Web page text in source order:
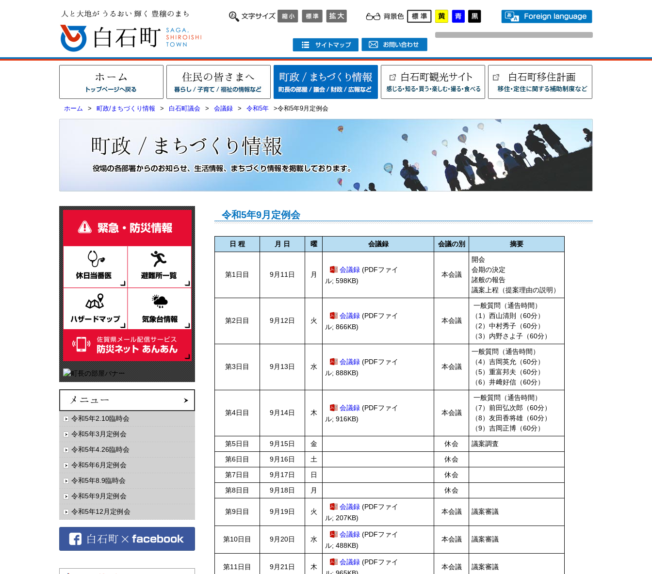
ホーム > 町政/まちづくり情報 > 白石町議会 > 会議録 > 令和5年 >令和5年9月定例会
令和5年2.10臨時会
令和5年3月定例会
令和5年4.26臨時会
令和5年6月定例会
令和5年8.9臨時会
令和5年9月定例会
令和5年12月定例会
令和5年9月定例会
日 程 月 日 曜 会議録 会議の別 摘要
第1日目 9月11日 月
会議録 (PDFファイ
ル; 598KB)
本会議
開会
会期の決定
諸般の報告
議案上程（提案理由の説明）
第2日目 9月12日 火
会議録 (PDFファイ
ル; 866KB)
本会議
一般質問（通告時間）
（1）西山清則（60分）
（2）中村秀子（60分）
（3）内野さよ子（60分）
第3日目 9月13日 水
会議録 (PDFファイ
ル; 888KB)
本会議
一般質問（通告時間）
（4）吉岡英允（60分）
（5）重富邦夫（60分）
（6）井﨑好信（60分）
第4日目 9月14日 木
会議録 (PDFファイ
ル; 916KB)
本会議
一般質問（通告時間）
（7）前田弘次郎（60分）
（8）友田香将雄（60分）
（9）吉岡正博（60分）
第5日目
9月15日 金 休会
議案調査
第6日目
9月16日 土
休会
第7日目
9月17日 日
休会
第8日目
9月18日 月 休会
第9日目 9月19日 火
会議録 (PDFファイ
ル; 207KB)
本会議 議案審議
第10日目 9月20日 水
会議録 (PDFファイ
ル; 488KB)
本会議 議案審議
第11日目 9月21日 木
会議録 (PDFファイ
本会議 議案審議